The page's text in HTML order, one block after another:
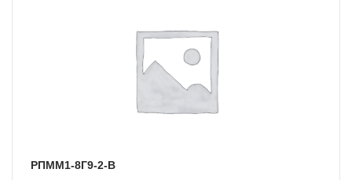
РПММ1-8Г9-2-В